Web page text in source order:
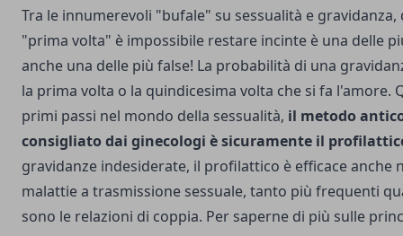
Tra le innumerevoli "bufale" su sessualità e gravidanza,
"prima volta" è impossibile restare incinte è una delle
anche una delle più false! La probabilità di una
la prima volta o la quindicesima volta che si fa l'amore.
primi passi nel mondo della sessualità, il metodo
consigliato dai ginecologi è sicuramente il
gravidanze indesiderate, il profilattico è efficace anche
malattie a trasmissione sessuale, tanto più frequenti
sono le relazioni di coppia. Per saperne di più sulle